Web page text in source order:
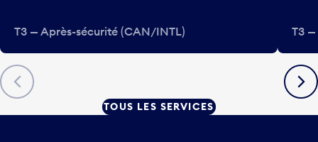
Précédent
T3 — Après-sécurité (CAN/INTL) T3
TOUS LES SERVICES